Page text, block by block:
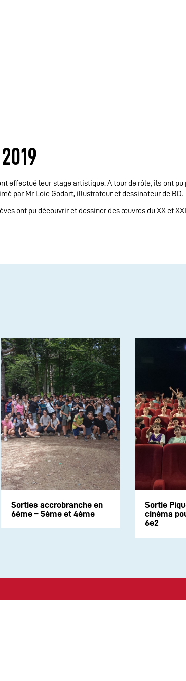
effectué leur stage artistique. A tour de rôle, ils ont
par Mr Loic Godart, illustrateur et dessinateur de BD.
ont pu découvrir et dessiner des œuvres du XX et
Sorties accrobranche en
6ème – 5ème et 4ème
Sortie
cinéma
6e2